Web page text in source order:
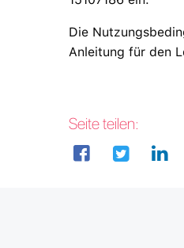
Die
Anleitung für den
Seite teilen: